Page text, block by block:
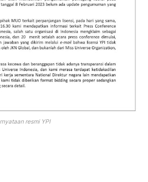
resmi YPI